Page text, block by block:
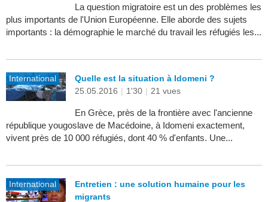
La question migratoire est un des problèmes les
plus importants de l'Union Européenne. Elle aborde des sujets
importants : la démographie le marché du travail les réfugiés les...
International
Quelle est la situation à Idomeni ?
25.05.2016 | 1'30 | 21 vues
En Grèce, près de la frontière avec l'ancienne
république yougoslave de Macédoine, à Idomeni exactement,
vivent près de 10 000 réfugiés, dont 40 % d'enfants. Une...
International
Entretien : une solution humaine pour les
migrants